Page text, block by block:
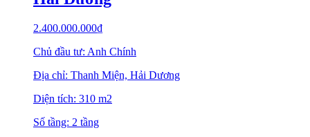
2.400.000.000₫
Chủ đầu tư: Anh Chính
Địa chỉ: Thanh Miện, Hải Dương
Diện tích: 310 m2
Số tầng: 2 tầng